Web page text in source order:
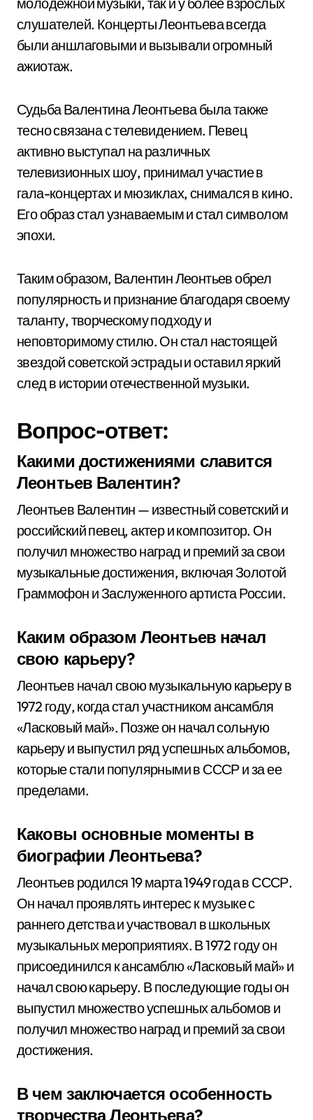
слушателей. Концерты Леонтьева всегда
были аншлаговыми и вызывали огромный
ажиотаж.
Судьба Валентина Леонтьева была также
тесно связана с телевидением. Певец
активно выступал на различных
телевизионных шоу, принимал участие в
гала-концертах и мюзиклах, снимался в кино.
Его образ стал узнаваемым и стал символом
эпохи.
Таким образом, Валентин Леонтьев обрел
популярность и признание благодаря своему
таланту, творческому подходу и
неповторимому стилю. Он стал настоящей
звездой советской эстрады и оставил яркий
след в истории отечественной музыки.
Вопрос-ответ:
Какими достижениями славится
Леонтьев Валентин?
Леонтьев Валентин — известный советский и
российский певец, актер и композитор. Он
получил множество наград и премий за свои
музыкальные достижения, включая Золотой
Граммофон и Заслуженного артиста России.
Каким образом Леонтьев начал
свою карьеру?
Леонтьев начал свою музыкальную карьеру в
1972 году, когда стал участником ансамбля
«Ласковый май». Позже он начал сольную
карьеру и выпустил ряд успешных альбомов,
которые стали популярными в СССР и за ее
пределами.
Каковы основные моменты в
биографии Леонтьева?
Леонтьев родился 19 марта 1949 года в СССР.
Он начал проявлять интерес к музыке с
раннего детства и участвовал в школьных
музыкальных мероприятиях. В 1972 году он
присоединился к ансамблю «Ласковый май» и
начал свою карьеру. В последующие годы он
выпустил множество успешных альбомов и
получил множество наград и премий за свои
достижения.
В чем заключается особенность
творчества Леонтьева?